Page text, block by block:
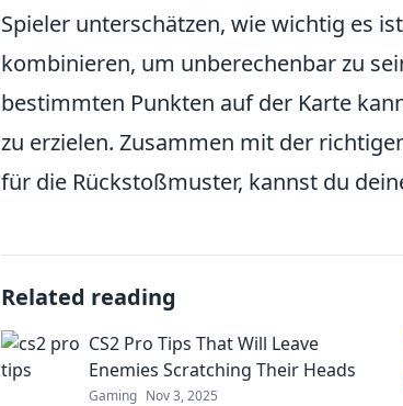
Spieler unterschätzen, wie wichtig es
kombinieren, um unberechenbar zu
bestimmten Punkten auf der Karte
zu erzielen. Zusammen mit der
für die Rückstoßmuster, kannst du
Related reading
CS2 Pro Tips That Will Leave
Enemies Scratching Their Heads
Gaming Nov 3, 2025